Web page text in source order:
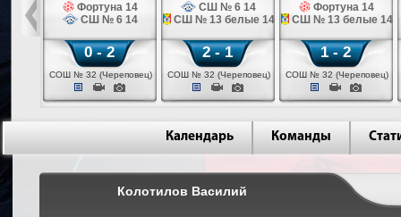
14
Фортуна 14
СШ № 6 14
0 - 2
СОШ № 32 (Череповец)
СШ № 6 14
СШ № 13 белые 14
2 - 1
СОШ № 32 (Череповец)
Фортуна 14
СШ № 13 белые 14
1 - 2
СОШ № 32 (Череповец)
Календарь Команды
Колотилов Василий